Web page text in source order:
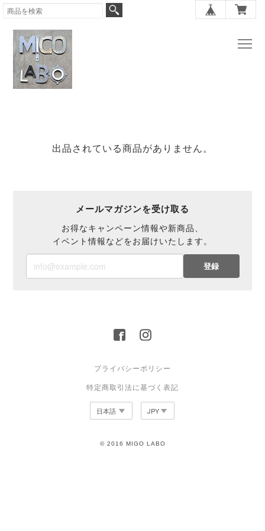
出品されている商品がありません。
メールマガジンを受け取る
お得なキャンペーン情報や新商品、
イベント情報などをお届けいたします。
登録
プライバシーポリシー
特定商取引法に基づく表記
© 2016 MIGO LABO